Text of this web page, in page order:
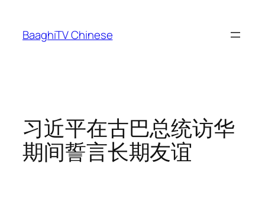
content
BaaghiTV Chinese
习近平在古巴总统访华
期间誓言长期友谊